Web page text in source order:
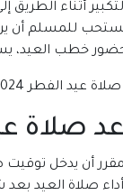
أثناء الطريق
للمسلم أن
خطب العيد،
الفطر 2024 في رفح | فلسطين
صلاة عيد
بعد شروق الشمس بـ 15 دقيقة، على تُقام في أوّل